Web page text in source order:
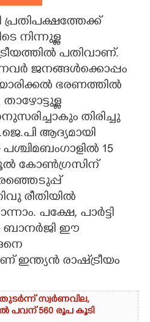
പ്രതിപക്ഷത്തേക്ക്
നിന്നുള്ള
പതിവാണ്.
ജനങ്ങൾക്കൊപ്പം
ഭരണത്തിൽ
താഴോട്ടുള്ള
തിരിച്ചു
ആദ്യമായി
15
കോൺഗ്രസിന്
രീതിയിൽ
പക്ഷേ, പാർട്ടി
ബാനർജി ഈ
ഇന്ത്യൻ രാഷ്‌ട്രീയം
തുടർന്ന് സ്വർണവില,
പവന് 560 രൂപ കൂടി